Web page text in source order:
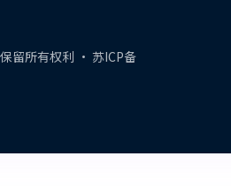
保留所有权利 • 苏ICP备